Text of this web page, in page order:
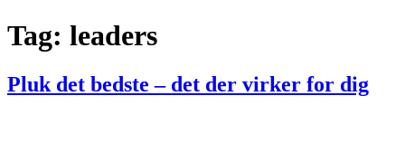
Tag: leaders
Pluk det bedste – det der virker for dig